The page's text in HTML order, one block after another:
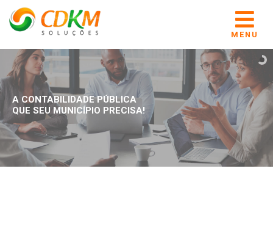
MENU
A CONTABILIDADE PÚBLICA
QUE SEU MUNICÍPIO PRECISA!